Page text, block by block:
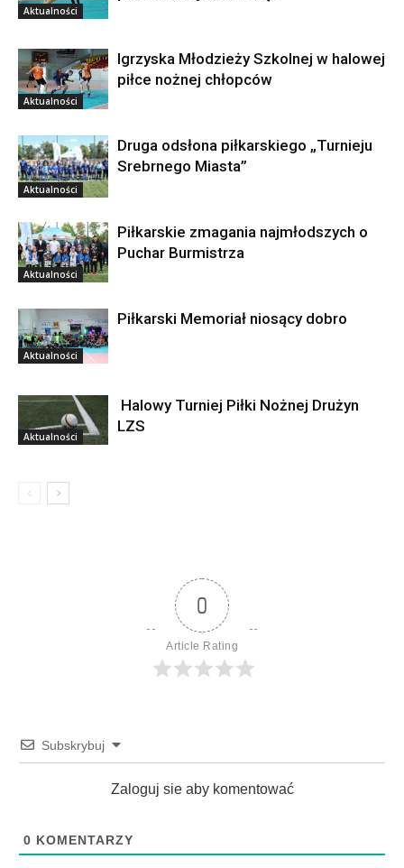
Aktualności
Aktualności
Igrzyska Młodzieży Szkolnej w halowej
piłce nożnej chłopców
Aktualności
Druga odsłona piłkarskiego „Turnieju
Srebrnego Miasta”
Aktualności
Piłkarskie zmagania najmłodszych o
Puchar Burmistrza
Aktualności
Piłkarski Memoriał niosący dobro
Aktualności
Halowy Turniej Piłki Nożnej Drużyn
LZS
0
Article Rating
Subskrybuj
Zaloguj sie aby komentować
0 KOMENTARZY